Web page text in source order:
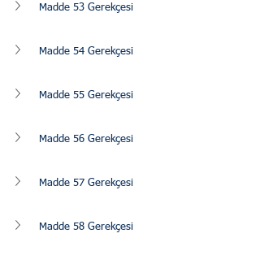
Madde 53 Gerekçesi
Madde 54 Gerekçesi
Madde 55 Gerekçesi
Madde 56 Gerekçesi
Madde 57 Gerekçesi
Madde 58 Gerekçesi